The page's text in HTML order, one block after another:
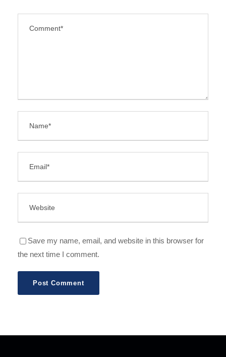
Save my name, email, and website in this browser for
the next time I comment.